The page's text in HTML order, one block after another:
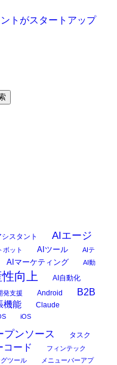
トがスタートアップ
シスタント
AIエージ
ボット AIツール
AIテ
AIマーケティング AI動
向上 AI自動化
発支援 Android
B2B
機能 Claude
iOS
プンソース
タスク
コード フィンテック
ツール
メニューバーアプ